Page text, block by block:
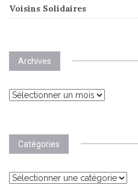
Voisins Solidaires
Archives
Archives
Catégories
Catégories